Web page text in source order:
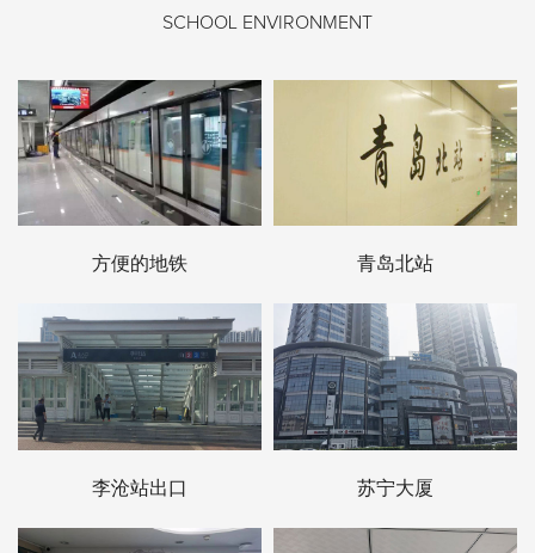
SCHOOL ENVIRONMENT
方便的地铁 青岛北站
李沧站出口 苏宁大厦